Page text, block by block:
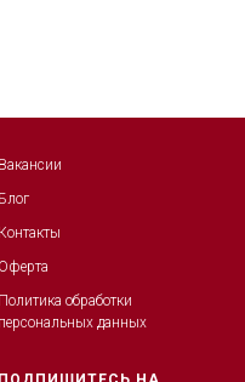
Вакансии
Блог
Контакты
Оферта
Политика обработки
персональных данных